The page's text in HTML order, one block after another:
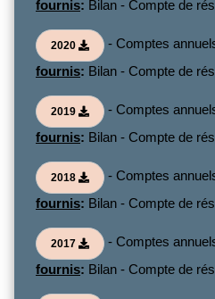
fournis: Bilan - Compte de
2020 - Comptes
fournis: Bilan - Compte de
2019 - Comptes
fournis: Bilan - Compte de
2018 - Comptes
fournis: Bilan - Compte de
2017 - Comptes
fournis: Bilan - Compte de